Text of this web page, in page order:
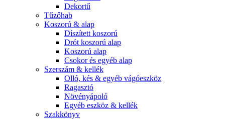
Dekortű
Tűzőhab
Koszorú & alap
Díszített koszorú
Drót koszorú alap
Koszorú alap
Csokor és egyéb alap
Szerszám & kellék
Olló, kés & egyéb vágóeszköz
Ragasztó
Növényápoló
Egyéb eszköz & kellék
Szakkönyv